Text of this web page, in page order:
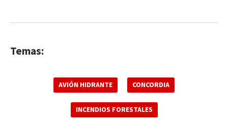
Temas:
AVIÓN HIDRANTE CONCORDIA
INCENDIOS FORESTALES